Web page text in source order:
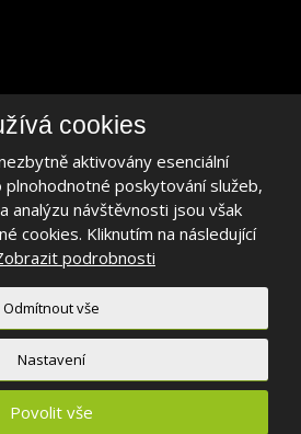
BIOGEN PRAHA s.r.o.
|Podmínky použití
cookies
aktivovány esenciální
poskytování služeb,
analýzu návštěvnosti jsou však
cookies. Kliknutím na následující
podrobnosti
Odmítnout vše
Nastavení
Povolit vše